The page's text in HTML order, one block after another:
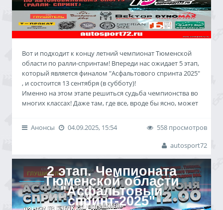
Вот и подходит к концу летний чемпионат Тюменской
области по ралли-спринтам! Впереди нас ожидает 5 этап,
который является финалом "Асфальтового спринта 2025"
, и состоится 13 сентября (в субботу)!
Именно на этом этапе решиться судьба чемпионства во
многих классах! Даже там, где все, вроде бы ясно, может
пилота и технической подготовленности автомобиля,
что то может подвести, а что-то может стрельнуть! По
Место: Тюмень, Воронинские горки, 100. Автодром «EXT
Предварительная регистрация по ссылке:
reg.autosport72.ru (с 9.00 8.09.2025 до 20.00 11.09.2025)
"Асфальтовый спринт- твой первый шаг в Автоспорт!"
Анонсы 04.09.2025, 15:54
558 просмотров
autosport72
2 этап. Чемпионата
Тюменской области
"Асфальтовый
спринт-2025"